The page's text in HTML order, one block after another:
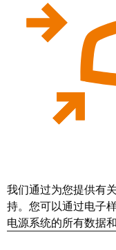
统
太
网
工
程
联
荣
获
2022
国
创
新
奖
我们通过为您提供有
持。您可以通过电子
电源系统的所有数据和